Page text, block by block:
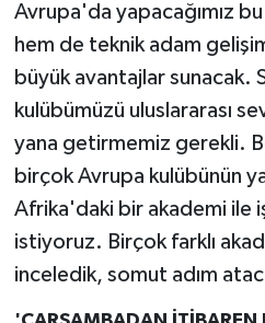
Avrupa'da yapacağımız
hem de teknik adam
büyük avantajlar sunacak.
kulübümüzü uluslararası
yana getirmemiz gerekli.
birçok Avrupa kulübünün
Afrika'daki bir akademi ile
istiyoruz. Birçok farklı
inceledik, somut adım